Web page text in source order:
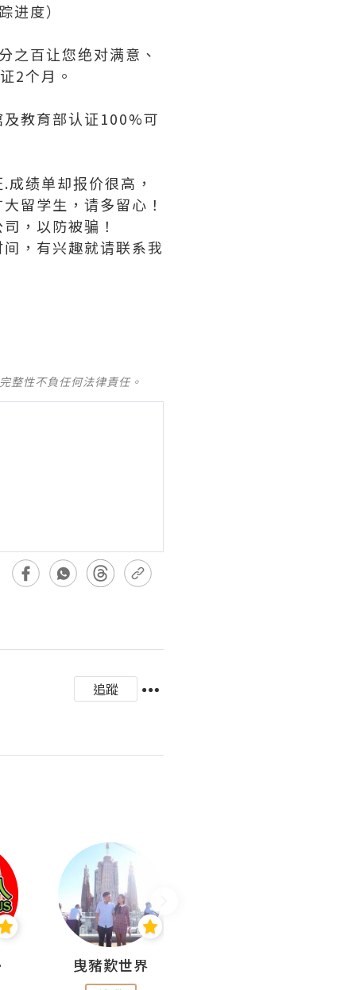
进度）
之百让您绝对满意、
2个月。
及教育部认证100%可
绩单却报价很高，
留学生，请多留心！
，以防被骗！
，有兴趣就请联系我
整性不負任何法律責任。
追蹤
曳豬歎世界